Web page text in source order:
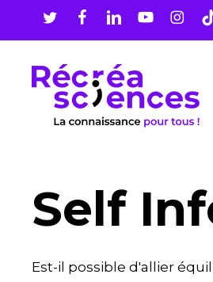
content
Self
Est-il possible d'allier